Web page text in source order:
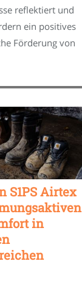
reflektiert und
ein positives
Förderung von
S1PS Airtex
in